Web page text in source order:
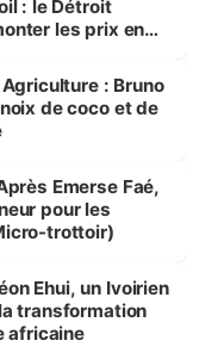
: le Détroit
les prix en
: Bruno
de coco et de
Emerse Faé,
pour les
trottoir)
Ehui, un Ivoirien
transformation
africaine